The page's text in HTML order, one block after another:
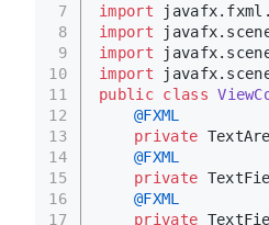
7
8
9
10
11
12
13
14
15
16
17
import
import
import
import
public class
@FXML
private
@FXML
private
@FXML
private